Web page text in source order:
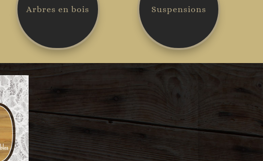
Arbres en bois Suspensions